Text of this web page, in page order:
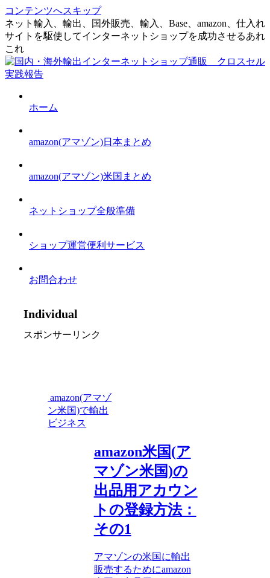
コンテンツへスキップ
ネット輸入、輸出、国外販売、輸入、Base、amazon、仕入れ
サイトを駆使してインターネットショップを成功させるあれ
これ
ホーム
amazon(アマゾン)日本まとめ
amazon(アマゾン)米国まとめ
ネットショップ全般準備
ショップ運営便利サービス
お問合わせ
Individual
スポンサーリンク
amazon(アマゾ
ン米国)で輸出
ビジネス
amazon米国(ア
マゾン米国)の
出品用アカウン
トの登録方法：
その1
アマゾンの米国に輸出
販売するためにamazon